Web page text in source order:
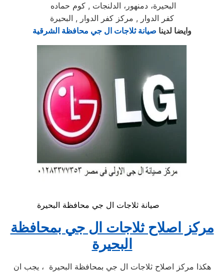
البحيرة، دمنهور، الدلنجات , كوم حماده
كفر الدوار , مركز كفر الدوار , البحيرة
وايضا لدينا صيانة ثلاجات ال جي محافظة الشرقية
صيانة ثلاجات ال جي محافظة البحيرة
مركز اصلاح ثلاجات ال جي بمحافظة
البحيرة
هكذا مركز اصلاح ثلاجات ال جي بمحافظة البحيرة ، يجب ان